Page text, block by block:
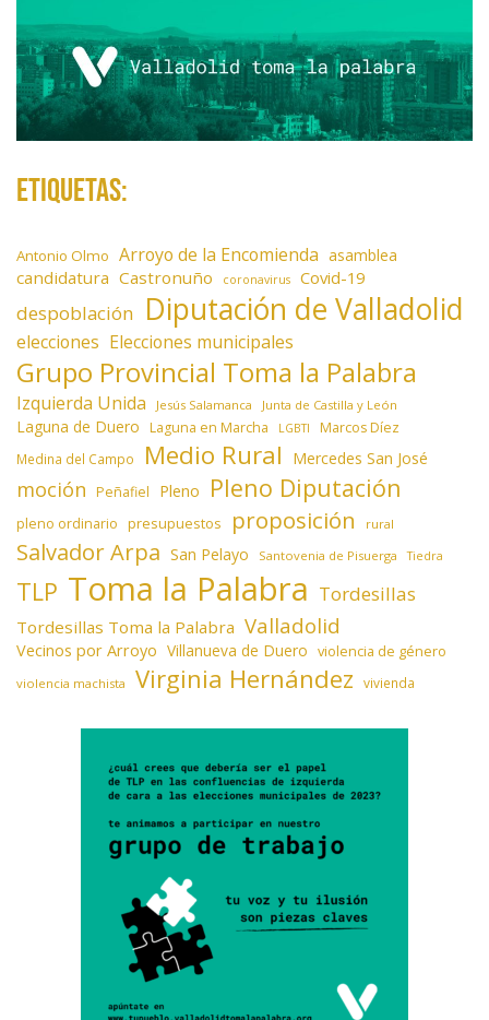
Etiquetas:
Antonio Olmo Arroyo de la Encomienda asamblea
candidatura Castronuño coronavirus Covid-19
despoblación Diputación de Valladolid
elecciones Elecciones municipales
Grupo Provincial Toma la Palabra
Izquierda Unida Jesús Salamanca Junta de Castilla y León
Laguna de Duero Laguna en Marcha LGBTI Marcos Díez
Medina del Campo Medio Rural Mercedes San José
moción Peñafiel Pleno Pleno Diputación
pleno ordinario presupuestos proposición rural
Salvador Arpa San Pelayo Santovenia de Pisuerga Tiedra
TLP Toma la Palabra Tordesillas
Tordesillas Toma la Palabra Valladolid
Vecinos por Arroyo Villanueva de Duero violencia de género
violencia machista Virginia Hernández vivienda